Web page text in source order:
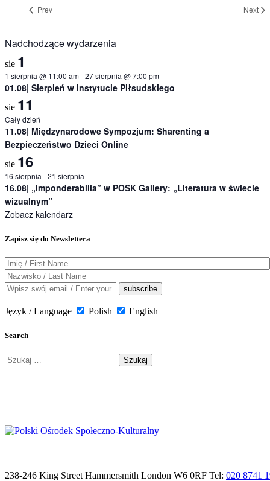
Prev Next
Nadchodzące wydarzenia
sie 1
1 sierpnia @ 11:00 am-27 sierpnia @ 7:00 pm
01.08| Sierpień w Instytucie Piłsudskiego
sie 11
Cały dzień
11.08| Międzynarodowe Sympozjum: Sharenting a
Bezpieczeństwo Dzieci Online
sie 16
16 sierpnia -21 sierpnia
16.08| „Imponderabilia” w POSK Gallery: „Literatura w świecie
wizualnym”
Zobacz kalendarz
Zapisz się do Newslettera
Język / Language Polish English
Search
Szukaj:
238-246 King Street Hammersmith London W6 0RF Tel: 020 8741